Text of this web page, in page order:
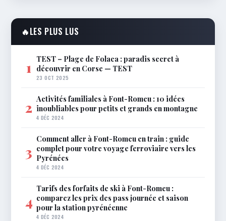
🔥LES PLUS LUS
1
TEST – Plage de Folaca : paradis secret à
découvrir en Corse — TEST
23 OCT 2025
2 Activités familiales à Font-Romeu : 10 idées
inoubliables pour petits et grands en montagne
4 DÉC 2024
3
Comment aller à Font-Romeu en train : guide
complet pour votre voyage ferroviaire vers les
Pyrénées
4 DÉC 2024
4
Tarifs des forfaits de ski à Font-Romeu :
comparez les prix des pass journée et saison
pour la station pyrénéenne
4 DÉC 2024